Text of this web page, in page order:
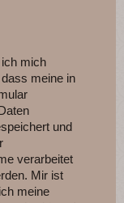
mich
meine in
und
verarbeitet
Mir ist
meine